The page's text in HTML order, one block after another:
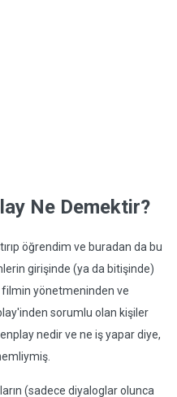
Ne Demektir?
öğrendim ve buradan da bu
girişinde (ya da bitişinde)
filmin yönetmeninden ve
sorumlu olan kişiler
nedir ve ne iş yapar diye,
(sadece diyaloglar olunca